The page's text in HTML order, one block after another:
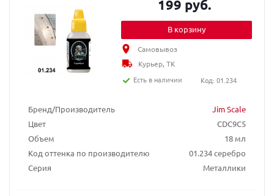
Бренд/Производитель
Jim Scale
Цвет
CDC9C5
Объем
18 мл
Код оттенка по производителю
01.234 серебро
Серия
Металлики
199 руб.
В корзину
Самовывоз
Курьер, ТК
Есть в наличии
Код: 01.234